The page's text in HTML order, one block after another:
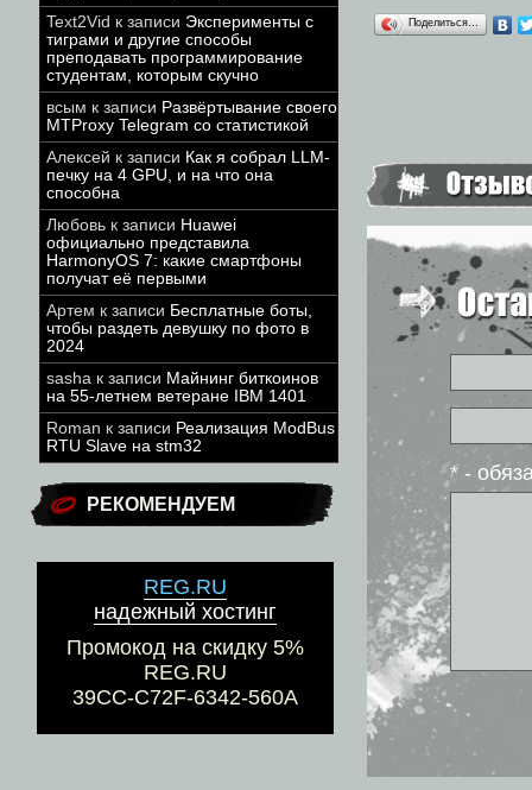
Text2Vid к записи Эксперименты с
тиграми и другие способы
преподавать программирование
студентам, которым скучно
всым к записи Развёртывание своего
MTProxy Telegram со статистикой
Алексей к записи Как я собрал LLM-
печку на 4 GPU, и на что она
способна
Любовь к записи Huawei
официально представила
HarmonyOS 7: какие смартфоны
получат её первыми
Артем к записи Бесплатные боты,
чтобы раздеть девушку по фото в
2024
sasha к записи Майнинг биткоинов
на 55-летнем ветеране IBM 1401
Roman к записи Реализация ModBus
RTU Slave на stm32
РЕКОМЕНДУЕМ
REG.RU
надежный хостинг
Промокод на скидку 5%
REG.RU
39CC-C72F-6342-560A
Поделиться…
* -